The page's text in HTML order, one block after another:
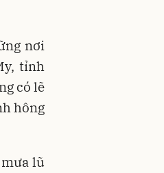
nơi
tỉnh
có lẽ
hông
lũ